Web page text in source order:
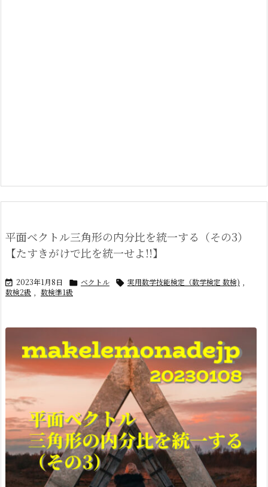
平面ベクトル三角形の内分比を統一する（その3）
【たすきがけで比を統一せよ!!】
 2023年1月8日  ベクトル  実用数学技能検定（数学検定 数検)
数検2級
数検準1級